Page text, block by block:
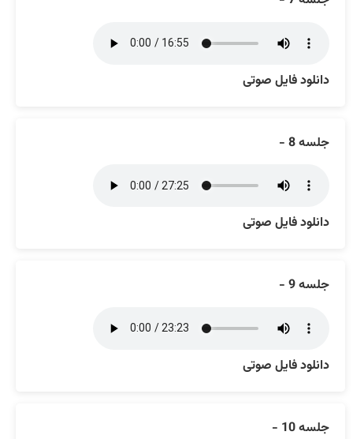
دانلود فایل صوتی
جلسه 8 -
دانلود فایل صوتی
جلسه 9 -
دانلود فایل صوتی
جلسه 10 -